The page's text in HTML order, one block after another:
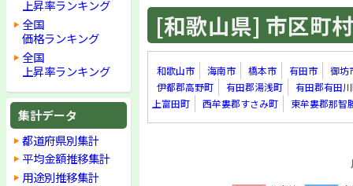
上昇率ランキング
全国
価格ランキング
全国
上昇率ランキング
集計データ
都道府県別集計
平均金額推移集計
用途別推移集計
[和歌山県] 市区町
和歌山市 海南市 橋本市 有田市
御坊
伊都郡高野町
有田郡湯浅町
有田郡有田
上富田町
西牟婁郡すさみ町 東牟婁郡那智